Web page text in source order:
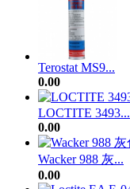
Terostat MS9...
0.00
LOCTITE 3493...
0.00
Wacker 988 灰...
0.00